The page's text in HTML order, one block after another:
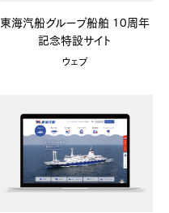
東海汽船グループ船舶 10周年
記念特設サイト
ウェブ